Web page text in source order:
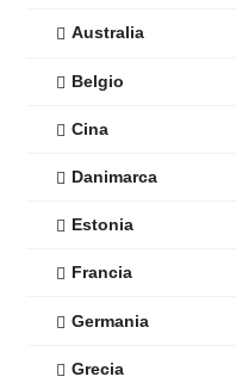
Australia
Belgio
Cina
Danimarca
Estonia
Francia
Germania
Grecia